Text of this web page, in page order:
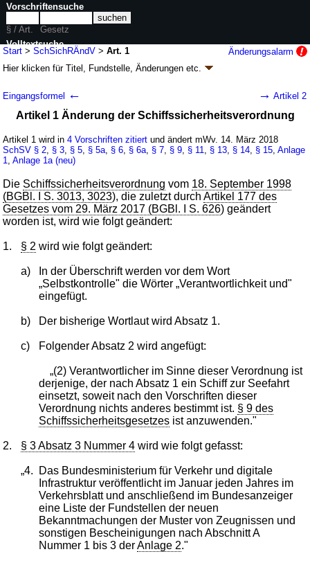
Start >SchSichRÄndV >Art. 1
Änderungsalarm
Hier klicken fürTitel, Fundstelle, Änderungen etc.
schiffssicherheitsrechtlichen Vorschriften über
Bau und Ausrüstung von Traditionsschiffen
und anderen Schiffen, die nicht internationalen
Schiffssicherheitsregeln unterliegen
(SchSichRÄndV
V. v. 07.03.2018BGBl. I S. 237(Nr. 8); Geltung ab 14.03.2018
3 Änderungen | wird in 4 Vorschriften zitiert
Eingangsformel ← → Artikel 2
Artikel 1 Änderung der Schiffssicherheitsverordnung
Artikel 1 wird in4 Vorschriften zitiert und ändert mWv. 14. März 2018
SchSV § 2 § 3 § 5 § 5a § 6 § 6a § 7 § 9 § 11 § 13 § 14 § 15 ,Anlage
1 ,Anlage 1a (neu)
Die Schiffssicherheitsverordnung vom 18. September 1998
(BGBl. I S. 3013, 3023), die zuletzt durchArtikel 177 des
Gesetzes vom 29. März 2017 (BGBl. I S. 626) geändert
worden ist, wird wie folgt geändert:
1. § 2 wird wie folgt geändert:
a)
In der Überschrift werden vor dem Wort
„Selbstkontrolle" die Wörter „Verantwortlichkeit und"
eingefügt.
b) Der bisherige Wortlaut wird Absatz 1.
c) Folgender Absatz 2 wird angefügt:
„(2) Verantwortlicher im Sinne dieser Verordnung ist
derjenige, der nach Absatz 1 ein Schiff zur Seefahrt
einsetzt, soweit nach den Vorschriften dieser
Verordnung nichts anderes bestimmt ist. § 9 des
Schiffssicherheitsgesetzesist anzuwenden."
2. § 3 Absatz 3 Nummer 4 wird wie folgt gefasst:
„4.
Das Bundesministerium für Verkehr und digitale
Infrastruktur veröffentlicht im Januar jeden Jahres im
Verkehrsblatt und anschließend im Bundesanzeiger
eine Liste der Fundstellen der neuen
Bekanntmachungen der Muster von Zeugnissen und
sonstigen Bescheinigungen nach Abschnitt A
Nummer 1 bis 3 derAnlage 2."
Vorschriftensuche
§ / Art.
Gesetz
Volltextsuche
nur in SchSichRÄndV